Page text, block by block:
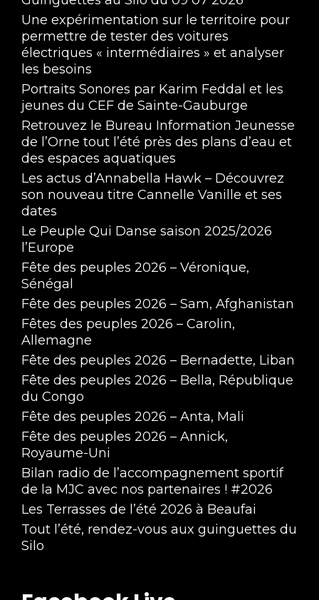
Une expérimentation sur le territoire pour
permettre de tester des voitures
électriques « intermédiaires » et analyser
les besoins
Portraits Sonores par Karim Feddal et les
jeunes du CEF de Sainte-Gauburge
Retrouvez le Bureau Information Jeunesse
de l’Orne tout l’été près des plans d’eau et
des espaces aquatiques
Les actus d’Annabella Hawk – Découvrez
son nouveau titre Cannelle Vanille et ses
dates
Le Peuple Qui Danse saison 2025/2026
l’Europe
Fête des peuples 2026 – Véronique,
Sénégal
Fête des peuples 2026 – Sam, Afghanistan
Fêtes des peuples 2026 – Carolin,
Allemagne
Fête des peuples 2026 – Bernadette, Liban
Fête des peuples 2026 – Bella, République
du Congo
Fête des peuples 2026 – Anta, Mali
Fête des peuples 2026 – Annick,
Royaume-Uni
Bilan radio de l’accompagnement sportif
de la MJC avec nos partenaires ! #2026
Les Terrasses de l’été 2026 à Beaufai
Tout l’été, rendez-vous aux guinguettes du
Silo